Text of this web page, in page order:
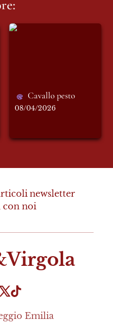
Cavallo pesto
Cavallo pesto
08/04/2026
newsletter
con noi
Emilia